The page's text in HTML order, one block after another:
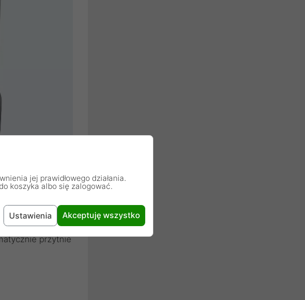
przed
przytnie
jej prawidłowego działania.
koszyka albo się zalogować.
Ustawienia Akceptuję wszystko